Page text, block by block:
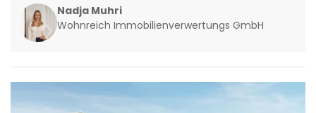
Nadja Muhri
Wohnreich Immobilienverwertungs GmbH